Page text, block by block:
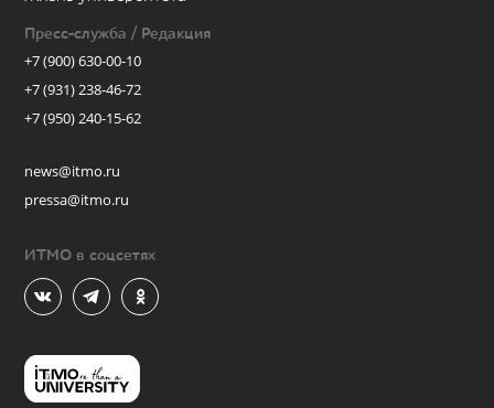
Пресс-служба / Редакция
+7 (900) 630-00-10
+7 (931) 238-46-72
+7 (950) 240-15-62
news@itmo.ru
pressa@itmo.ru
ИТМО в соцсетях